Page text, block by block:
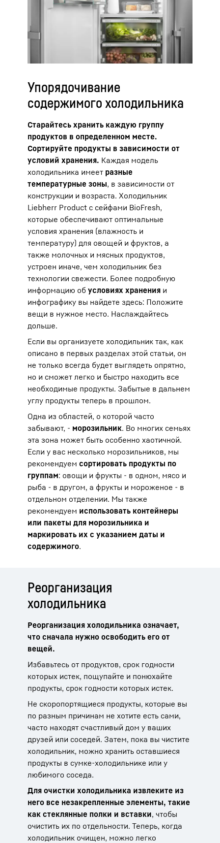
Упорядочивание
содержимого холодильника
Старайтесь хранить каждую группу
продуктов в определенном месте.
Сортируйте продукты в зависимости от
условий хранения. Каждая модель
холодильника имеет разные
температурные зоны, в зависимости от
конструкции и возраста. Холодильник
Liebherr Product с сейфами BioFresh,
которые обеспечивают оптимальные
условия хранения (влажность и
температуру) для овощей и фруктов, а
также молочных и мясных продуктов,
устроен иначе, чем холодильник без
технологии свежести. Более подробную
информацию об условиях хранения и
инфографику вы найдете здесь: Положите
вещи в нужное место. Наслаждайтесь
дольше.
Если вы организуете холодильник так, как
описано в первых разделах этой статьи, он
не только всегда будет выглядеть опрятно,
но и сможет легко и быстро находить все
необходимые продукты. Забытые в дальнем
углу продукты теперь в прошлом.
Одна из областей, о которой часто
забывают, - морозильник. Во многих семьях
эта зона может быть особенно хаотичной.
Если у вас несколько морозильников, мы
рекомендуем сортировать продукты по
группам: овощи и фрукты - в одном, мясо и
рыба - в другом, а фрукты и мороженое - в
отдельном отделении. Мы также
рекомендуем использовать контейнеры
или пакеты для морозильника и
маркировать их с указанием даты и
содержимого.
Реорганизация
холодильника
Реорганизация холодильника означает,
что сначала нужно освободить его от
вещей.
Избавьтесь от продуктов, срок годности
которых истек, пощупайте и понюхайте
продукты, срок годности которых истек.
Не скоропортящиеся продукты, которые вы
по разным причинам не хотите есть сами,
часто находят счастливый дом у ваших
друзей или соседей. Затем, пока вы чистите
холодильник, можно хранить оставшиеся
продукты в сумке-холодильнике или у
любимого соседа.
Для очистки холодильника извлеките из
него все незакрепленные элементы, такие
как стеклянные полки и вставки, чтобы
очистить их по отдельности. Теперь, когда
холодильник очищен, можно легко